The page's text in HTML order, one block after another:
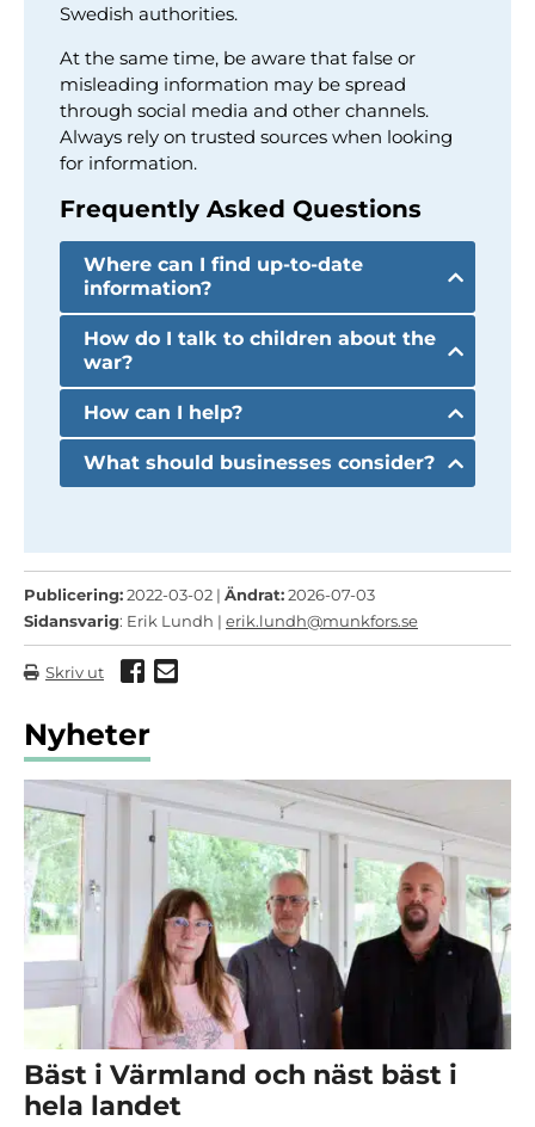
Swedish authorities.
At the same time, be aware that false or
misleading information may be spread
through social media and other channels.
Always rely on trusted sources when looking
for information.
Frequently Asked Questions
Where can I find up-to-date
information?
How do I talk to children about the
war?
How can I help?
What should businesses consider?
Publicering:2022-03-02 | Ändrat:2026-07-03
Sidansvarig: Erik Lundh | erik.lundh@munkfors.se
Skriv ut Dela via Facebook
Dela via mail
Nyheter
Bäst i Värmland och näst bäst i
hela landet